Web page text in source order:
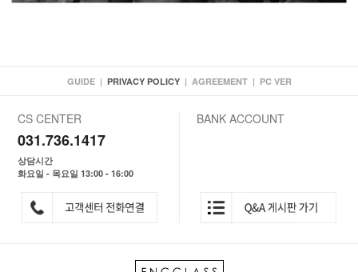
GUIDE | PRIVACY POLICY | AGREEMENT | PC VER
CS CENTER
031.736.1417
상담시간
화요일 - 목요일 13:00 - 16:00
BANK ACCOUNT